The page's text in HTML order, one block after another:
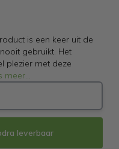
is een keer uit de
gebruikt. Het
plezier met deze
meer...
leverbaar